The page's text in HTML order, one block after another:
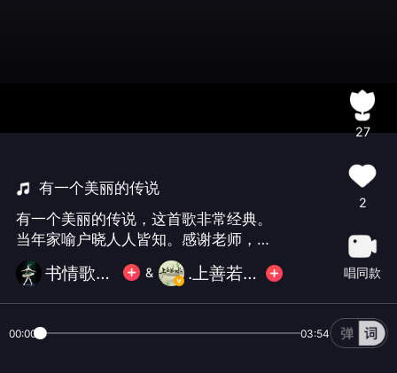
有一个美丽的传说
有一个美丽的传说，这首歌非常经典。
当年家喻户晓人人皆知。感谢老师，优
秀底板使我有这个机会与你唱这首名
曲。合作愉快！
书情歌畅🍀🍀拒群 & .上善若水.w
27
2
唱同款
00:00 03:54